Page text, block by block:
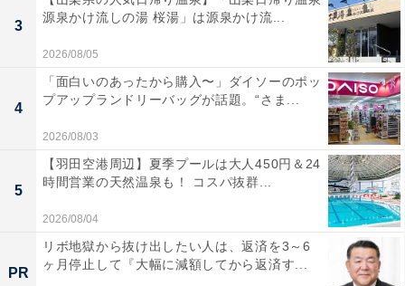
3
源泉かけ流しの湯 桜湯」は源泉かけ流...
2026/08/05
4
「面白いのあったから購入〜」ダイソーのポッ
プアップランドリーバッグが話題。“さま...
2026/08/03
5
【羽田空港周辺】夏季プールは大人450円＆24
時間営業の天然温泉も！ コスパ抜群...
2026/08/04
PR
リボ地獄から抜け出したい人は、返済を3～6
ヶ月停止して『大幅に減額してから返済す...